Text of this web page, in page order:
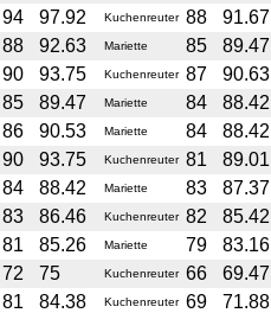
94 97.92 Kuchenreuter 88 91.67
88 92.63 Mariette 85 89.47
90 93.75 Kuchenreuter 87 90.63
85 89.47 Mariette 84 88.42
86 90.53 Mariette 84 88.42
90 93.75 Kuchenreuter 81 89.01
84 88.42 Mariette 83 87.37
83 86.46 Kuchenreuter 82 85.42
81 85.26 Mariette 79 83.16
72 75 Kuchenreuter 66 69.47
81 84.38 Kuchenreuter 69 71.88